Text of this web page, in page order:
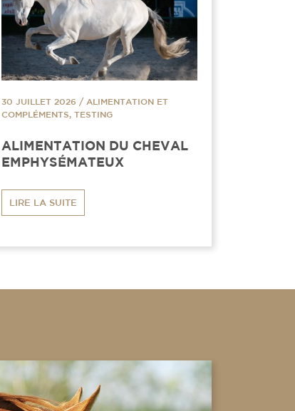
30 JUILLET 2026 / ALIMENTATION ET
COMPLÉMENTS, TESTING
ALIMENTATION DU CHEVAL
EMPHYSÉMATEUX
LIRE LA SUITE